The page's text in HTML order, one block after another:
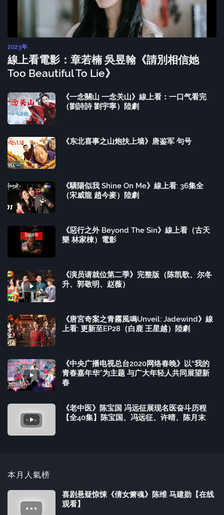
2023年
線上看電影：章若楠 吳昱翰《請別相信她
Too Beautiful To Lie》
《一念關山 一念关山》線上看：一口气看完
（劉詩詩 劉宇寧）陸劇
《东北喜事之山炮扶上墙》唐鉴军 句号
《驕陽似我 Shine On Me》線上看: 36集全
（宋威龍 趙今麥）陸劇
《惡行之外 Beyond The Sin》線上看（古天
樂 林家棟）電影
《演员请就位第二季》完整版（陈凯歌、尔冬
升、郭敬明、赵薇）
《唐宮奇案之青霧風鳴Unveil: Jadewind》線
上看: 更新至EP28（白鹿 王星越）陸劇
《中央广播电视总台2020网络春晚》以“我的
青春嘉年华”为主题 与广大年轻人共同展望新
春
《老中医》陈宝国 冯远征展现名医奋斗历程
【全40集】陈宝国、冯远征、许晴、陈月末
本月人氣榜
喜剧悬疑惊悚《倩女箫魂》陈维 马建勋【在线
观看】